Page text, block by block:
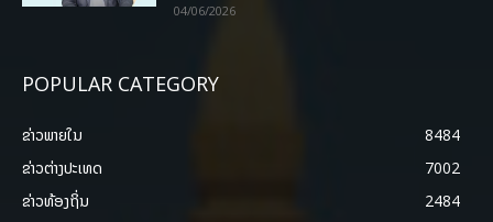
04/06/2026
POPULAR CATEGORY
ຂ່າວພາຍ​ໃນ
8484
ຂ່າວຕ່າງປະເທດ
7002
ຂ່າວທ້ອງຖິ່ນ
2484